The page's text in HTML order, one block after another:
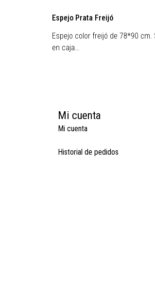
Espejo Prata Freijó
Espejo color freijó de 78*90 cm.
en caja…
Mi cuenta
Mi cuenta
Historial de pedidos